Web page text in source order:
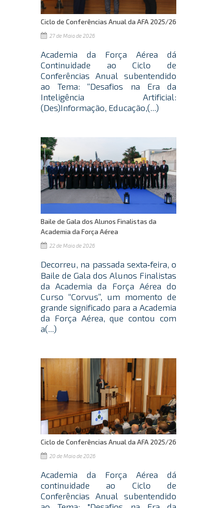
Ciclo de Conferências Anual da AFA 2025/26
27 de Maio de 2026
Academia da Força Aérea dá
Continuidade ao Ciclo de
Conferências Anual subentendido
ao Tema: “Desafios na Era da
Inteligência Artificial:
(Des)Informação, Educação,(...)
Baile de Gala dos Alunos Finalistas da
Academia da Força Aérea
22 de Maio de 2026
Decorreu, na passada sexta‑feira, o
Baile de Gala dos Alunos Finalistas
da Academia da Força Aérea do
Curso “Corvus”, um momento de
grande significado para a Academia
da Força Aérea, que contou com
a(...)
Ciclo de Conferências Anual da AFA 2025/26
20 de Maio de 2026
Academia da Força Aérea dá
continuidade ao Ciclo de
Conferências Anual subentendido